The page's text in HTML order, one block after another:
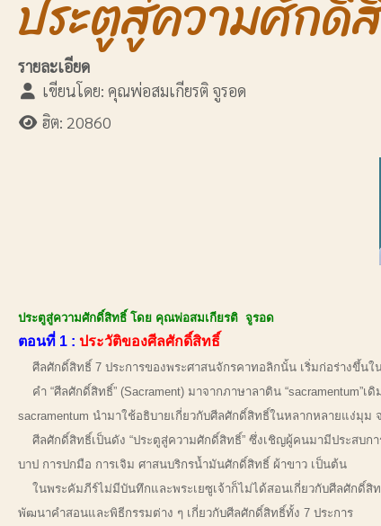
ประตูสู่ความศักดิ์
รายละเอียด
เขียนโดย: คุณพ่อสมเกียรติ จูรอด
ฮิต: 20860
ประตูสู่ความศักดิ์สิทธิ์ โดย คุณพ่อสมเกียรติ จูรอด
ตอนที่ 1 : ประวัติของศีลศักดิ์สิทธิ์
ศีลศักดิ์สิทธิ์ 7 ประการของพระศาสนจักรคาทอลิกนั้น เริ่มก่อร่างขึ้นใ
คำ “ศีลศักดิ์สิทธิ์” (Sacrament) มาจากภาษาลาติน
sacramentum นำมาใช้อธิบายเกี่ยวกับศีลศักดิ์สิทธิ์ในหลากหลายแง่มุ
ศีลศักดิ์สิทธิ์เป็นดัง “ประตูสู่ความศักดิ์สิทธิ์” ซึ่งเชิญผู้คนมามีประสบก
บาป การปกมือ การเจิม ศาสนบริกรน้ำมันศักดิ์สิทธิ์ ผ้าขาว เป็นต้น
ในพระคัมภีร์ไม่มีบันทึกและพระเยซูเจ้าก็ไม่ได้สอนเกี่ยวกับศีลศักดิ์สิ
พัฒนาคำสอนและพิธีกรรมต่าง ๆ เกี่ยวกับศีลศักดิ์สิทธิ์ทั้ง 7 ประการ